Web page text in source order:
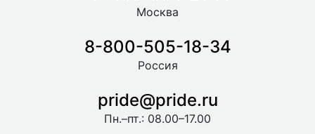
Москва
8-800-505-18-34
Россия
pride@pride.ru
Пн.–пт.: 08.00–17.00